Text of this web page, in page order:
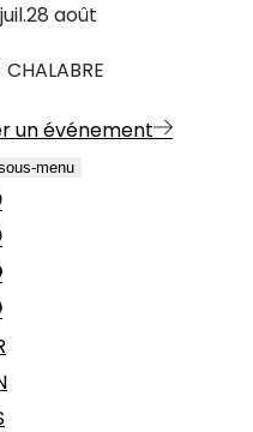
juil.28 août
CHALABRE
un événement
menu